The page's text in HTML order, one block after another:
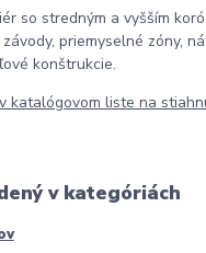
so stredným a vyšším
priemyselné zóny,
konštrukcie.
katalógovom liste na
v kategóriách